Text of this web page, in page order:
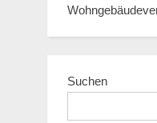
Suchen